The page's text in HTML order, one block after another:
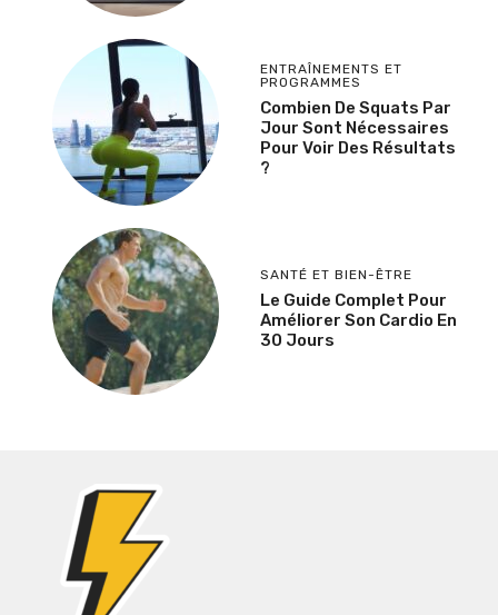
ENTRAÎNEMENTS ET
PROGRAMMES
Combien De Squats Par
Jour Sont Nécessaires
Pour Voir Des Résultats
?
SANTÉ ET BIEN-ÊTRE
Le Guide Complet Pour
Améliorer Son Cardio En
30 Jours